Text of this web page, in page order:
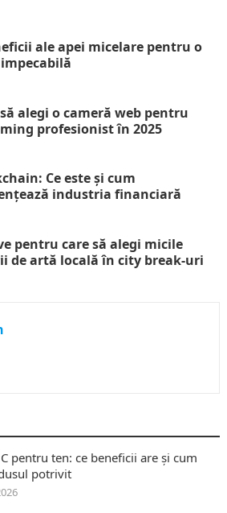
ale apei micelare pentru o
alegi o cameră web pentru
profesionist în 2025
Ce este și cum
industria financiară
pentru care să alegi micile
de artă locală în city break-uri
pentru ten: ce beneficii are și cum
potrivit